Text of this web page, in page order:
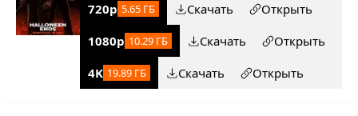
720p 5.65 ГБ Скачать
Открыть
1080p 10.29 ГБ Скачать
Открыть
4K 19.89 ГБ Скачать Открыть